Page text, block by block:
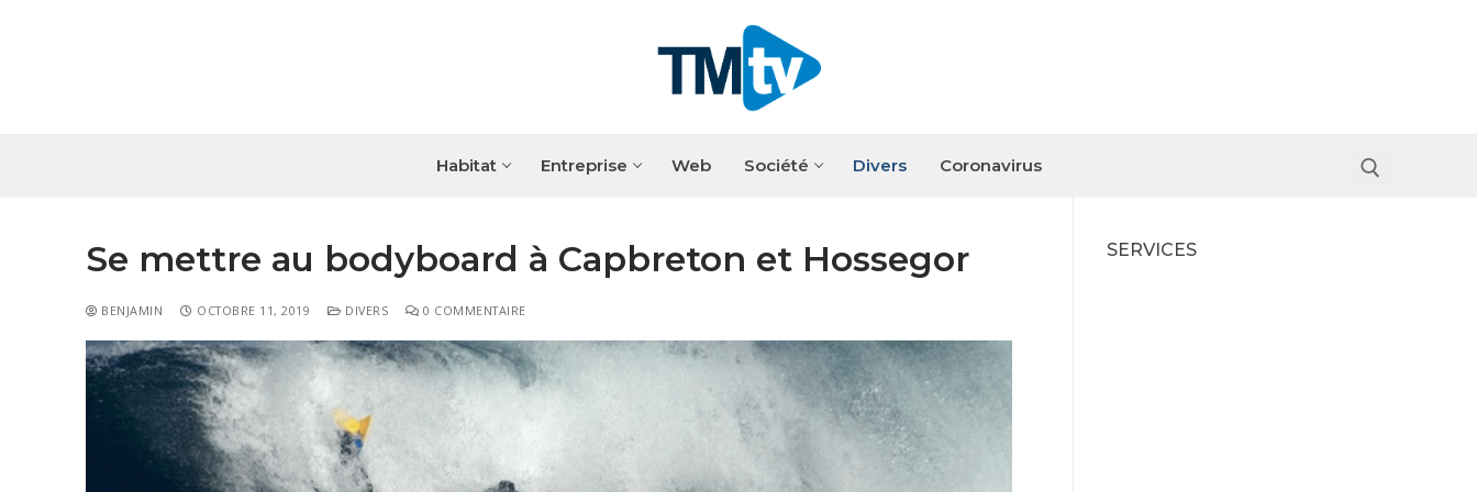
Habitat Entreprise Web Société Divers Coronavirus
Habitat
Travaux
Entreprise
Se mettre au bodyboard à Capbreton et Hossegor
BENJAMIN OCTOBRE 11, 2019 DIVERS 0 COMMENTAIRE
SERVICES